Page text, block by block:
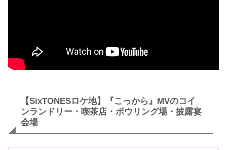
【SixTONESロケ地】『こっから』MVのコイ
ンランドリー・喫茶店・ボウリング場・披露宴
会場